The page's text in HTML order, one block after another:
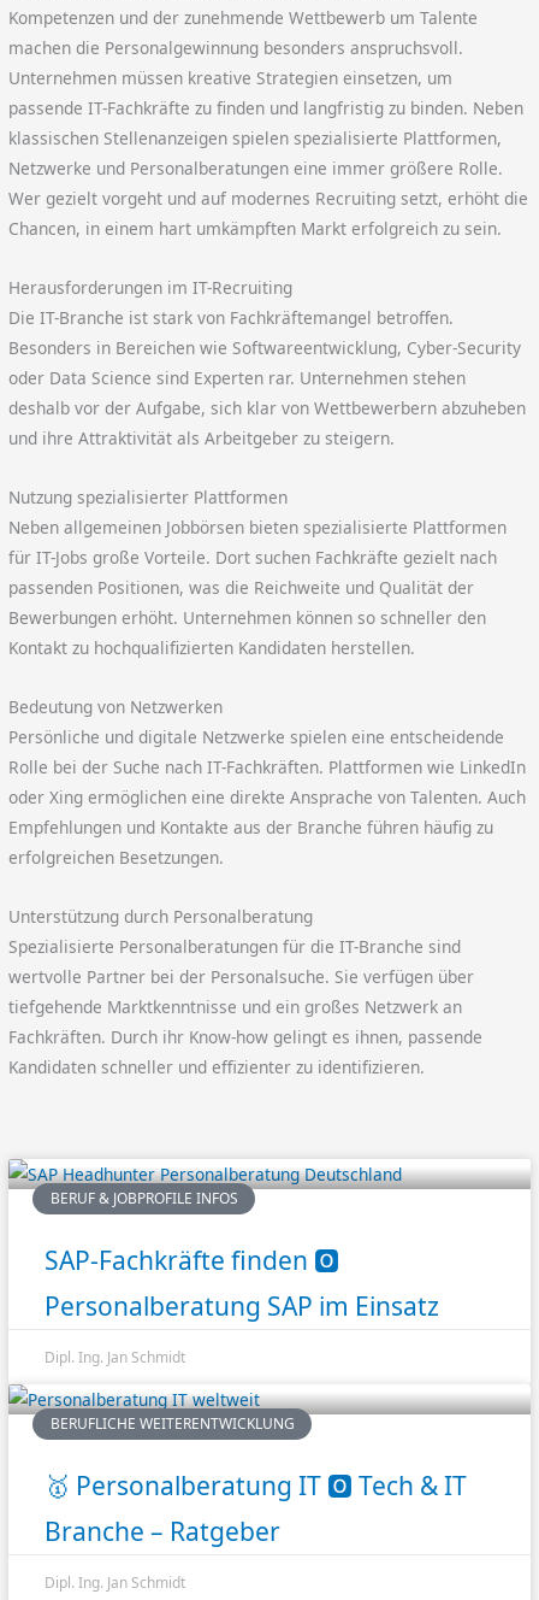
Kompetenzen und der zunehmende Wettbewerb um Talente
machen die Personalgewinnung besonders anspruchsvoll.
Unternehmen müssen kreative Strategien einsetzen, um
passende IT-Fachkräfte zu finden und langfristig zu binden. Neben
klassischen Stellenanzeigen spielen spezialisierte Plattformen,
Netzwerke und Personalberatungen eine immer größere Rolle.
Wer gezielt vorgeht und auf modernes Recruiting setzt, erhöht die
Chancen, in einem hart umkämpften Markt erfolgreich zu sein.
Herausforderungen im IT-Recruiting
Die IT-Branche ist stark von Fachkräftemangel betroffen.
Besonders in Bereichen wie Softwareentwicklung, Cyber-Security
oder Data Science sind Experten rar. Unternehmen stehen
deshalb vor der Aufgabe, sich klar von Wettbewerbern abzuheben
und ihre Attraktivität als Arbeitgeber zu steigern.
Nutzung spezialisierter Plattformen
Neben allgemeinen Jobbörsen bieten spezialisierte Plattformen
für IT-Jobs große Vorteile. Dort suchen Fachkräfte gezielt nach
passenden Positionen, was die Reichweite und Qualität der
Bewerbungen erhöht. Unternehmen können so schneller den
Kontakt zu hochqualifizierten Kandidaten herstellen.
Bedeutung von Netzwerken
Persönliche und digitale Netzwerke spielen eine entscheidende
Rolle bei der Suche nach IT-Fachkräften. Plattformen wie LinkedIn
oder Xing ermöglichen eine direkte Ansprache von Talenten. Auch
Empfehlungen und Kontakte aus der Branche führen häufig zu
erfolgreichen Besetzungen.
Unterstützung durch Personalberatung
Spezialisierte Personalberatungen für die IT-Branche sind
wertvolle Partner bei der Personalsuche. Sie verfügen über
tiefgehende Marktkenntnisse und ein großes Netzwerk an
Fachkräften. Durch ihr Know-how gelingt es ihnen, passende
Kandidaten schneller und effizienter zu identifizieren.
BERUF & JOBPROFILE INFOS
SAP-Fachkräfte finden 🅾️
Personalberatung SAP im Einsatz
Dipl. Ing. Jan Schmidt
BERUFLICHE WEITERENTWICKLUNG
🥇 Personalberatung IT 🅾️ Tech & IT
Branche – Ratgeber
Dipl. Ing. Jan Schmidt